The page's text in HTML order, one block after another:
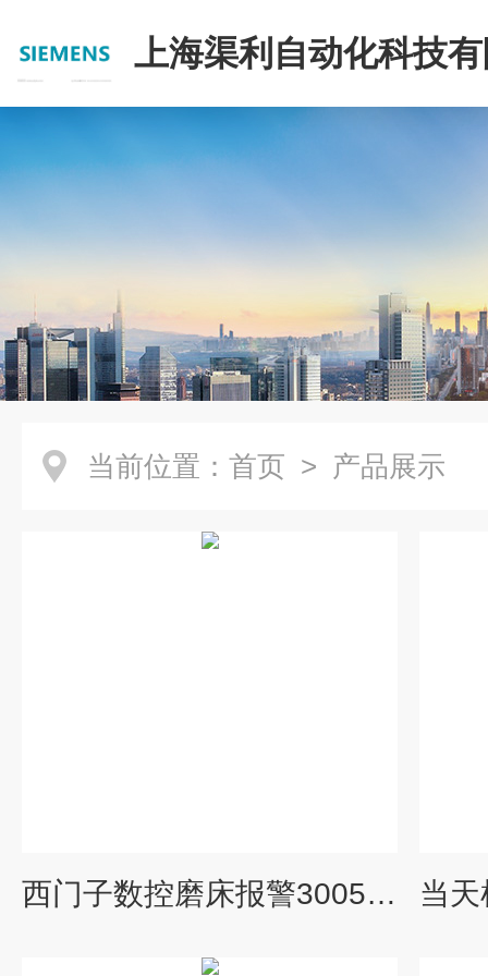
上海渠利自动化科技
当前位置： 首页 > 产品展示
西门子数控磨床报警300507维修